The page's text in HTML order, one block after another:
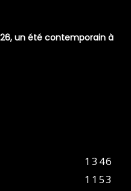
un été contemporain à
1346
1153